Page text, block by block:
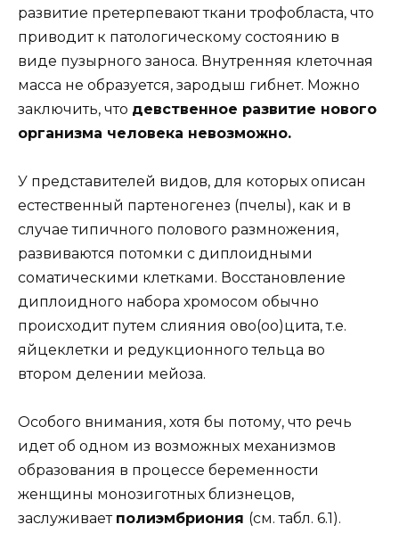
развитие претерпевают ткани трофобласта, что
приводит к патологическому состоянию в
виде пузырного заноса. Внутренняя клеточная
масса не образуется, зародыш гибнет. Можно
заключить, что девственное развитие нового
организма человека невозможно.
У представителей видов, для которых описан
естественный партеногенез (пчелы), как и в
случае типичного полового размножения,
развиваются потомки с диплоидными
соматическими клетками. Восстановление
диплоидного набора хромосом обычно
происходит путем слияния ово(оо)цита, т.е.
яйцеклетки и редукционного тельца во
втором делении мейоза.
Особого внимания, хотя бы потому, что речь
идет об одном из возможных механизмов
образования в процессе беременности
женщины монозиготных близнецов,
заслуживает полиэмбриония (см. табл. 6.1).